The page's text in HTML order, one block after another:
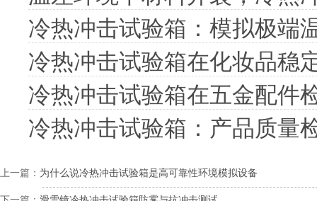
冷热冲击试验箱：模拟极端
冷热冲击试验箱在化妆品稳
冷热冲击试验箱在五金配件
冷热冲击试验箱：产品质量
上一篇： 为什么说冷热冲击试验箱是高可靠性环境模拟设备